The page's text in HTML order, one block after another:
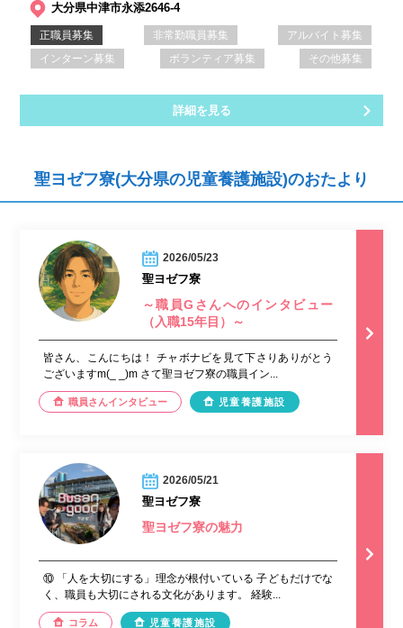
大分県中津市永添2646-4
正職員募集 非常勤職員募集
アルバイト募集
インターン募集
ボランティア募集 その他募集
詳細を見る
聖ヨゼフ寮(大分県の児童養護施設)のおたより
2026/05/23
聖ヨゼフ寮
～職員Gさんへのインタビュー
（入職15年目）～
皆さん、こんにちは！ チャボナビを見て下さりありがとう
ございますm(_ _)m さて聖ヨゼフ寮の職員イン...
職員さんインタビュー 児童養護施設
2026/05/21
聖ヨゼフ寮
聖ヨゼフ寮の魅力
⑩ 「人を大切にする」理念が根付いている 子どもだけでな
く、職員も大切にされる文化があります。 経験...
コラム 児童養護施設